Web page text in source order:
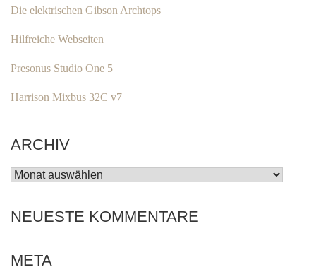
Die elektrischen Gibson Archtops
Hilfreiche Webseiten
Presonus Studio One 5
Harrison Mixbus 32C v7
ARCHIV
ARCHIV
NEUESTE KOMMENTARE
META